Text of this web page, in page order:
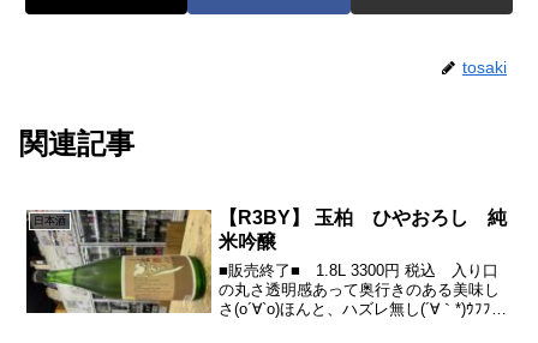
tosaki
関連記事
日本酒
【R3BY】 玉柏 ひやおろし 純
米吟醸
■販売終了■ 1.8L 3300円 税込 入り口
の丸さ透明感あって奥行きのある美味し
さ(о´∀`о)ほんと、ハズレ無し(´∀｀*)ｳﾌﾌ可